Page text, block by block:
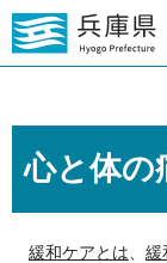
心と体の
緩和ケアとは 緩